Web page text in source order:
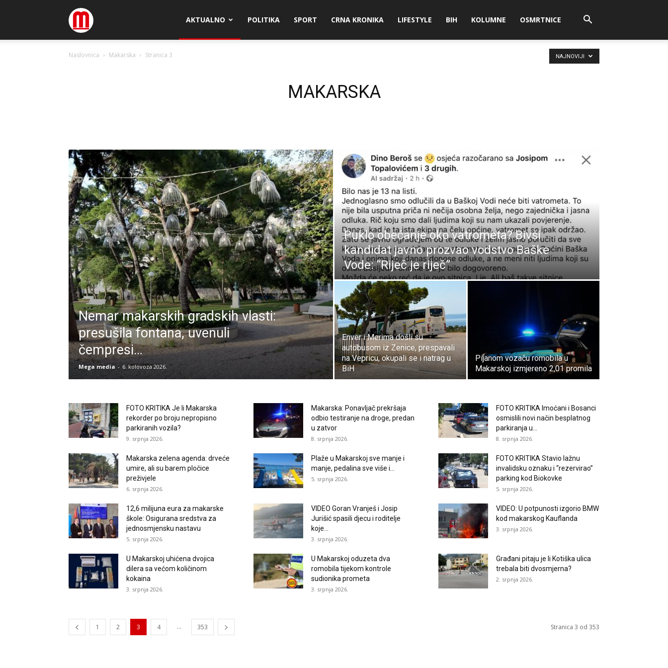
Megamedia AKTUALNO POLITIKA SPORT CRNA KRONIKA LIFESTYLE BIH KOLUMNE OSMRTNICE
Naslovnica Makarska Stranica 3
MAKARSKA
NAJNOVIJI
Nemar makarskih gradskih vlasti:
presušila fontana, uvenuli
čempresi…
Mega media - 6. kolovoza 2026.
Puklo obećanje oko vatrometa? Bivši
kandidat javno prozvao vodstvo Baške
Vode: “Riječ je riječ”
Enver i Merima došli su
autobusom iz Zenice, prespavali
na Vepricu, okupali se i natrag u
BiH
Pijanom vozaču romobila u
Makarskoj izmjereno 2,01 promila
FOTO KRITIKA Je li Makarska
rekorder po broju nepropisno
parkiranih vozila?
9. srpnja 2026.
Makarska: Ponavljač prekršaja
odbio testiranje na droge, predan
u zatvor
8. srpnja 2026.
FOTO KRITIKA Imoćani i Bosanci
osmislili novi način besplatnog
parkiranja u...
8. srpnja 2026.
Makarska zelena agenda: drveće
umire, ali su barem pločice
preživjele
6. srpnja 2026.
Plaže u Makarskoj sve manje i
manje, pedalina sve više i...
5. srpnja 2026.
FOTO KRITIKA Stavio lažnu
invalidsku oznaku i “rezervirao”
parking kod Biokovke
5. srpnja 2026.
12,6 milijuna eura za makarske
škole: Osigurana sredstva za
jednosmjensku nastavu
5. srpnja 2026.
VIDEO Goran Vranješ i Josip
Jurišić spasili djecu i roditelje
koje...
3. srpnja 2026.
VIDEO: U potpunosti izgorio BMW
kod makarskog Kauflanda
3. srpnja 2026.
U Makarskoj uhićena dvojica
dilera sa većom količinom
kokaina
3. srpnja 2026.
U Makarskoj oduzeta dva
romobila tijekom kontrole
sudionika prometa
3. srpnja 2026.
Građani pitaju je li Kotiška ulica
trebala biti dvosmjerna?
2. srpnja 2026.
1 2 3 4 ... 353 Stranica 3 od 353